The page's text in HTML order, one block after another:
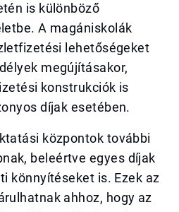
is különböző
A magániskolák
lehetőségeket
megújításakor,
konstrukciók is
díjak esetében.
központok további
beleértve egyes díjak
könnyítéseket is. Ezek az
ahhoz, hogy az